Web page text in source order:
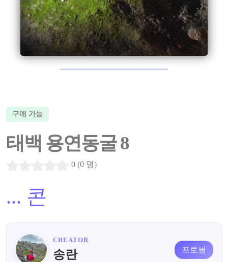
구매 가능
태백 용연동굴 8
0 (0 명)
... 콘
CREATOR
송란 프로필